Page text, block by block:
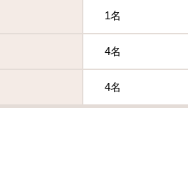
1名
4名
4名